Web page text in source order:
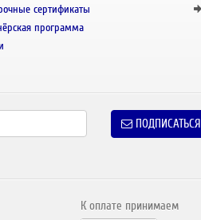
сертификаты
программа
ПОДПИСАТЬСЯ
К оплате принимаем